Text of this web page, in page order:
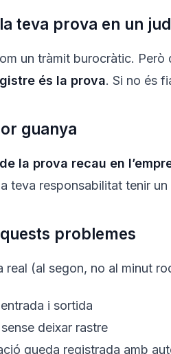
teva prova en un
un tràmit burocràtic.
és la prova. Si no és
guanya
la prova recau en
teva responsabilitat tenir
problemes
real (al segon, no al minut
i sortida
sense deixar rastre
queda registrada amb